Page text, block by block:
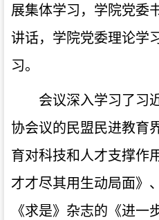
展集体学习，学院党委
讲话，学院党委理论学
习。
会议深入学习了习
协会议的民盟民进教育
育对科技和人才支撑作
才才尽其用生动局面》
《求是》杂志的《进一